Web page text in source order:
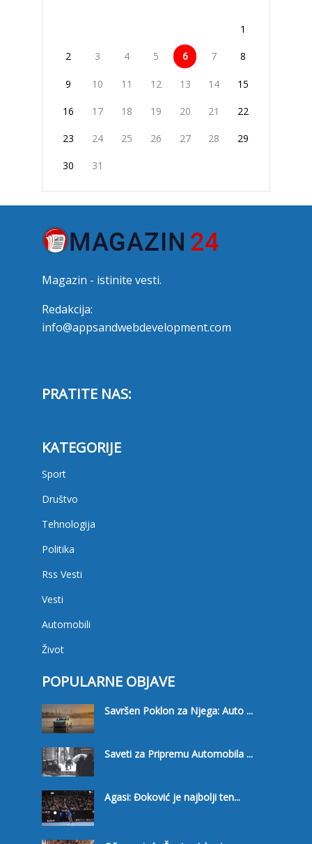
1
2 3 4 5 6 7 8
9 10 11 12 13 14 15
16 17 18 19 20 21 22
23 24 25 26 27 28 29
30 31
Magazin - istinite vesti.
Redakcija:
info@appsandwebdevelopment.com
PRATITE NAS:
KATEGORIJE
Sport
Društvo
Tehnologija
Politika
Rss Vesti
Vesti
Automobili
Život
POPULARNE OBJAVE
Savršen Poklon za Njega: Auto ...
Saveti za Pripremu Automobila ...
Agasi: Đoković je najbolji ten...